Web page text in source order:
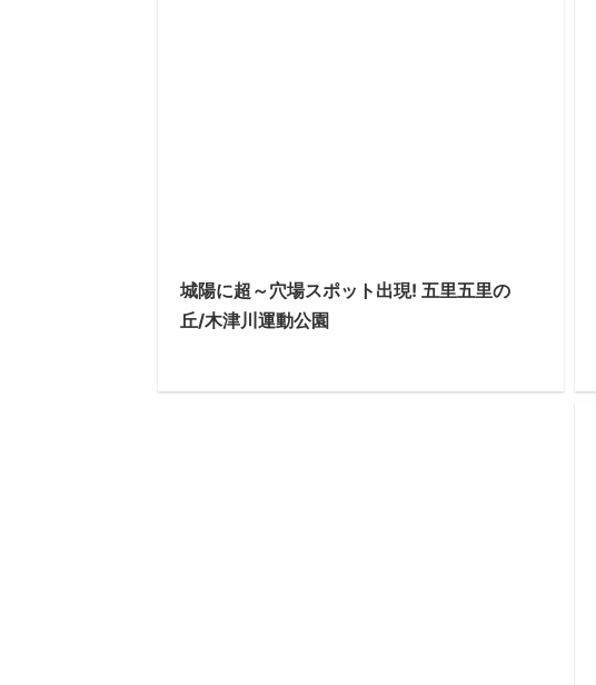
城陽に超～穴場スポット出現! 五里五里の
丘/木津川運動公園